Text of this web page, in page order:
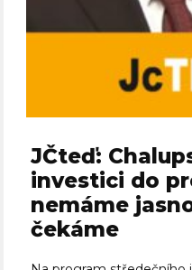
JČteď:
investici do
nemáme
čekáme